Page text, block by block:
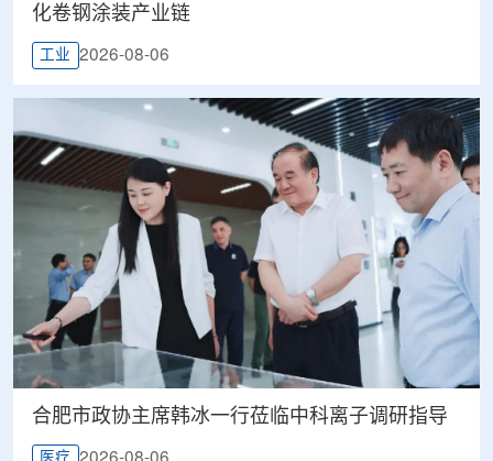
化卷钢涂装产业链
工业 2026-08-06
合肥市政协主席韩冰一行莅临中科离子调研指导
医疗